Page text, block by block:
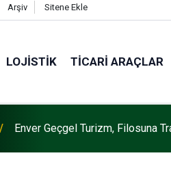
Arşiv Sitene Ekle
LOJISTIK TICARI ARAÇLAR
Enver Geçgel Turizm, Filosuna